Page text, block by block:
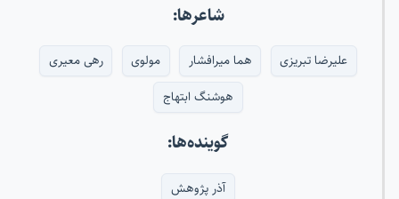
شاعرها:
علیرضا تبریزی هما میرافشار مولوی
رهی معیری
هوشنگ ابتهاج
گوینده‌ها:
آذر پژوهش